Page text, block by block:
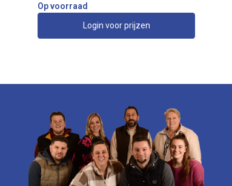
Op voorraad
Login voor prijzen